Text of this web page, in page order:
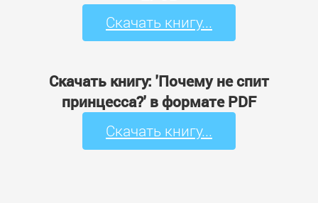
Скачать книгу...
Скачать книгу: 'Почему не спит
принцесса?' в формате PDF
Скачать книгу...